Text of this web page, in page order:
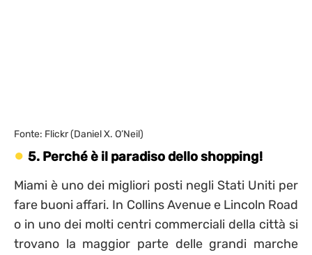
Fonte: Flickr (Daniel X. O’Neil)
5. Perché è il paradiso dello shopping!
Miami è uno dei migliori posti negli Stati Uniti per
fare buoni affari. In Collins Avenue e Lincoln Road
o in uno dei molti centri commerciali della città si
trovano la maggior parte delle grandi marche